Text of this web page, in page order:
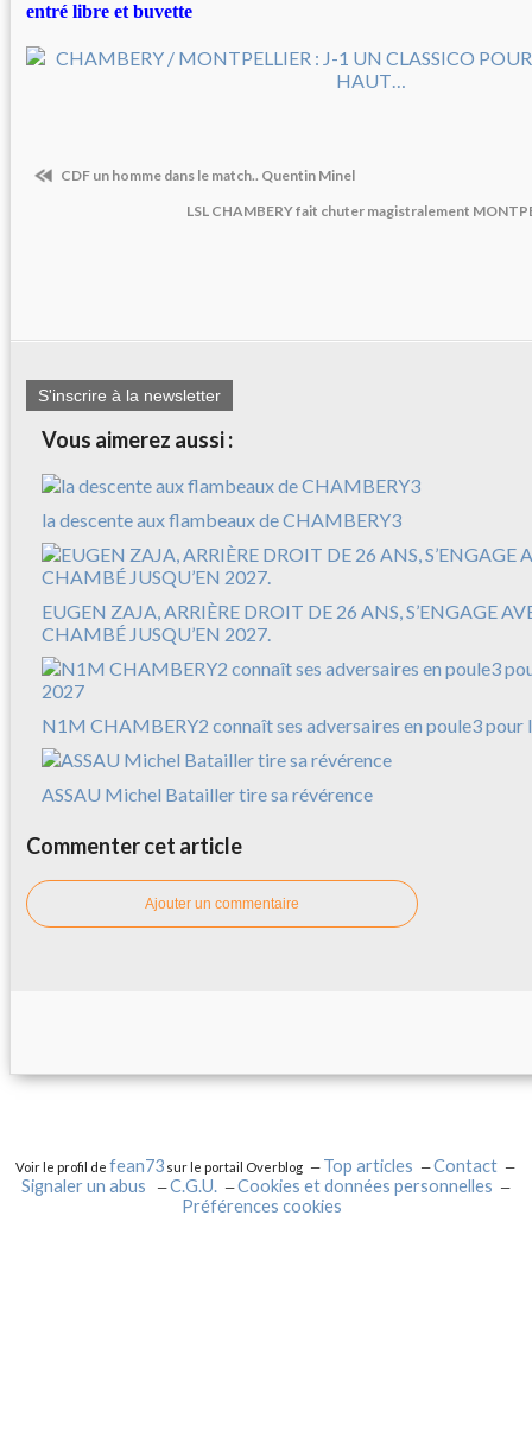
entré libre et buvette
CDF un homme dans le match.. Quentin Minel
LSL CHAMBERY fait chuter magistralement
S'inscrire à la newsletter
Vous aimerez aussi :
la descente aux flambeaux de CHAMBERY3
EUGEN ZAJA, ARRIÈRE DROIT DE 26 ANS, S’ENGAGE
CHAMBÉ JUSQU’EN 2027.
N1M CHAMBERY2 connaît ses adversaires en poule3 pour
ASSAU Michel Batailler tire sa révérence
Commenter cet article
Ajouter un commentaire
Voir le profil defean73 sur le portail Overblog Top articles
Contact
Signaler un abus
C.G.U.
Cookies et données personnelles
Préférences cookies